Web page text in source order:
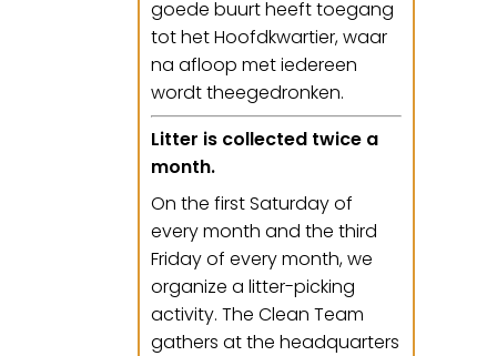
goede buurt heeft toegang
tot het Hoofdkwartier, waar
na afloop met iedereen
wordt theegedronken.
Litter is collected twice a
month.
On the first Saturday of
every month and the third
Friday of every month, we
organize a litter-picking
activity. The Clean Team
gathers at the headquarters